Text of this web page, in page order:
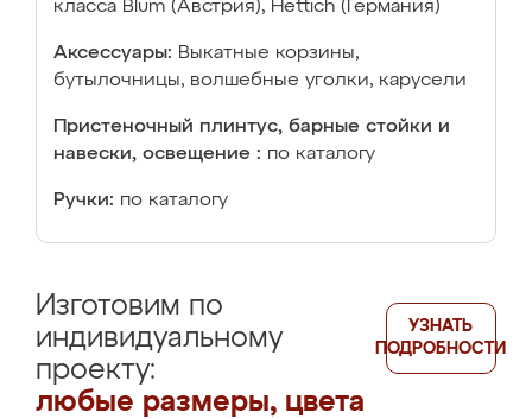
класса Blum (Австрия), Hettich (Германия)
Аксессуары: Выкатные корзины,
бутылочницы, волшебные уголки, карусели
Пристеночный плинтус, барные стойки и
навески, освещение : по каталогу
Ручки: по каталогу
Изготовим по
индивидуальному
проекту:
любые размеры, цвета
УЗНАТЬ
ПОДРОБНОСТИ